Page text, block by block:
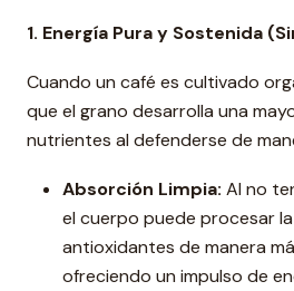
1. Energía Pura y Sostenida
Cuando un café es cultivado
que el grano desarrolla una
nutrientes al defenderse de
Absorción Limpia: Al no
el cuerpo puede procesar
antioxidantes de manera
ofreciendo un impulso de